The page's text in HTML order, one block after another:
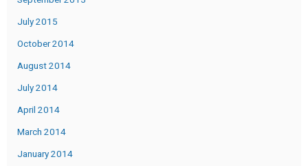
July 2015
October 2014
August 2014
July 2014
April 2014
March 2014
January 2014